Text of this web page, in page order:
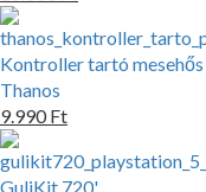
Kontroller tartó mesehős
Thanos
9.990 Ft
GuliKit 720'